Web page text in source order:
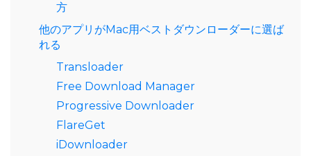
方
他のアプリがMac用ベストダウンローダーに選ば
れる
Transloader
Free Download Manager
Progressive Downloader
FlareGet
iDownloader